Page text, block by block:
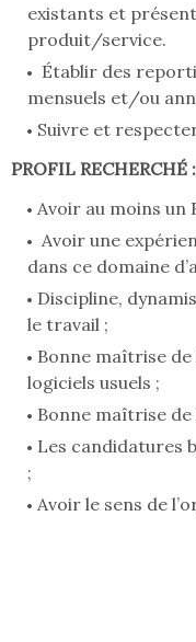
existants et
produit/service.
Établir des
mensuels et/ou
Suivre et
PROFIL RECHERCHÉ :
Avoir au moins un
Avoir une
dans ce domaine
Discipline,
le travail ;
Bonne maîtrise
logiciels usuels ;
Bonne maîtrise de
Les candidatures
;
Avoir le sens de